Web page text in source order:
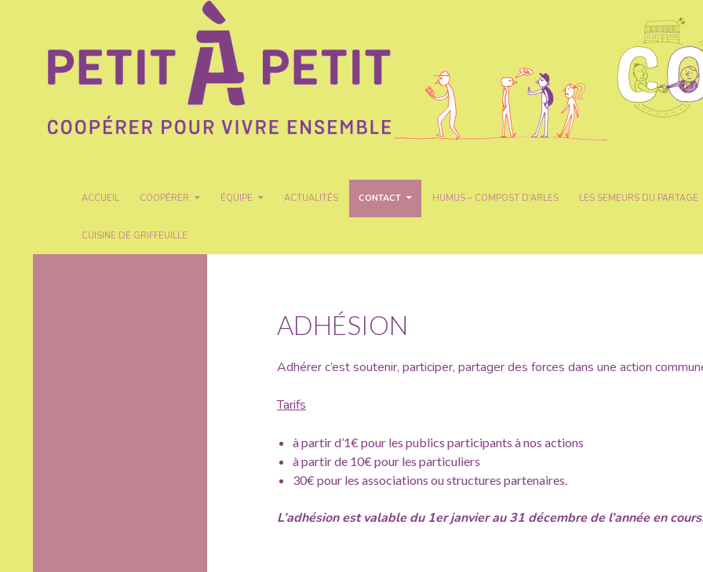
ACCUEIL
COOPÉRER ÉQUIPE ACTUALITÉS CONTACT HUMUS – COMPOST D’ARLES LES SEMEURS DU PARTAGE
CUISINE DE GRIFFEUILLE
ADHÉSION
Adhérer c’est soutenir, participer, partager des forces dans une action
Tarifs
à partir d’1€ pour les publics participants à nos actions
à partir de 10€ pour les particuliers
30€ pour les associations ou structures partenaires.
L’adhésion est valable du 1er janvier au 31 décembre de l’année en